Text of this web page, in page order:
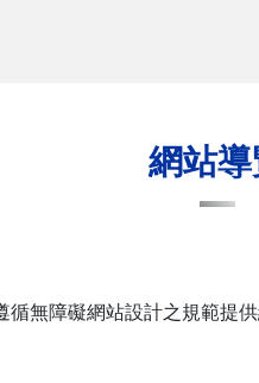
網站
無障礙網站設計之規範提